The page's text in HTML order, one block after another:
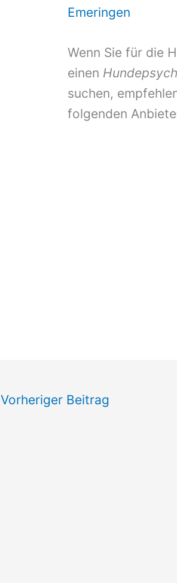
Emeringen
Wenn Sie für die
einen
suchen,
folgenden
Vorheriger Beitrag